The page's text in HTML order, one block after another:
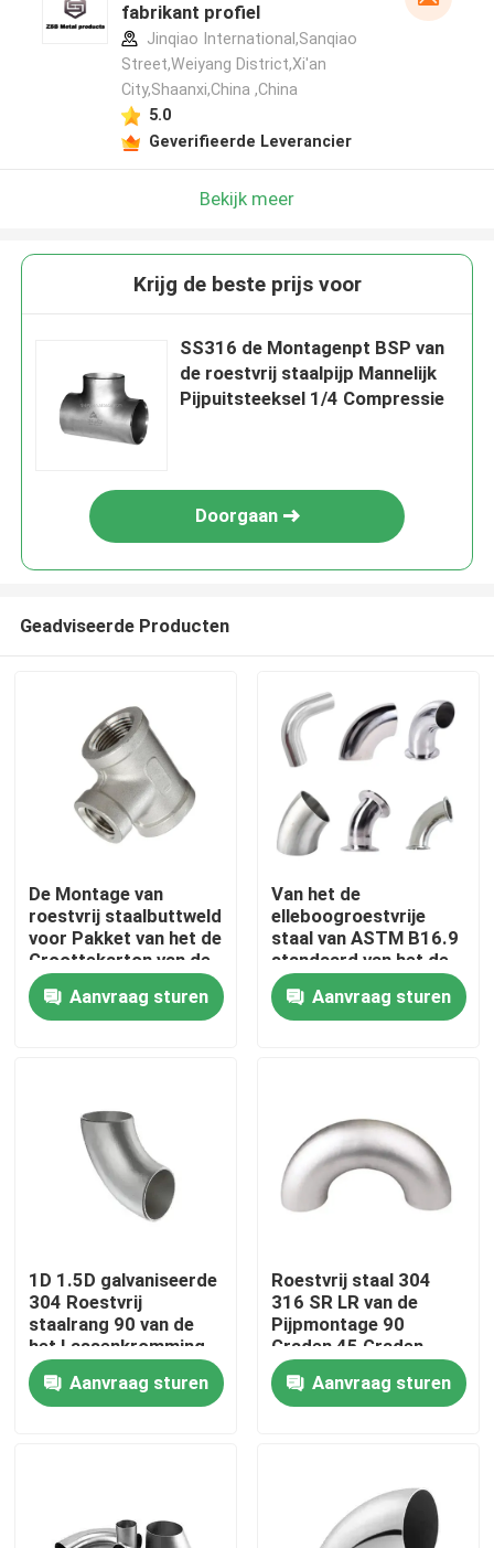
Thuis
Producten
Over ons
Fabriekstocht
Neem contact met ons op
Nieuws
De Bladen van de roestvrij staalplaat
fabrikant profiel
Jinqiao International,Sanqiao
Street,Weiyang District,Xi'an
City,Shaanxi,China ,China
5.0
Geverifieerde Leverancier
Bekijk meer
Krijg de beste prijs voor
SS316 de Montagenpt BSP van
de roestvrij staalpijp Mannelijk
Pijpuitsteeksel 1/4 Compressie
Doorgaan
Geadviseerde Producten
De Montage van
roestvrij staalbuttweld
voor Pakket van het de
Groottekarton van de
Voedselverwerking het
Aangepaste
Aanvraag sturen
Van het de
elleboogroestvrije
staal van ASTM B16.9
standaard van het de
elleboogroestvrije
staal elleboog 1.5in 90
graad
Aanvraag sturen
1D 1.5D galvaniseerde
304 Roestvrij
staalrang 90 van de
het Lassenkromming
van Graadgr. de
Elleboog van de de
Elleboogschakelaar
Aanvraag sturen
Roestvrij staal 304
316 SR LR van de
Pijpmontage 90
Graden 45 Graden
Straat die
Triklemelleboog
lassen
Aanvraag sturen